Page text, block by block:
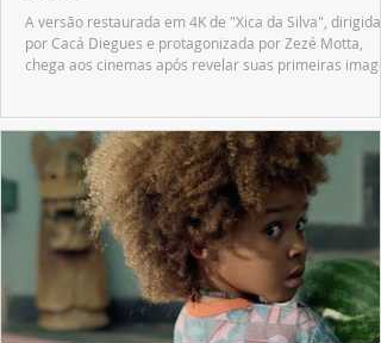
A versão restaurada em 4K de "Xica da Silva", dirigida
por Cacá Diegues e protagonizada por Zezé Motta,
chega aos cinemas após revelar suas primeiras